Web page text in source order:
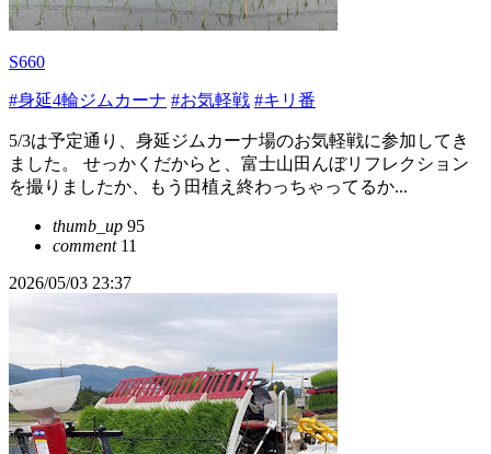
S660
#身延4輪ジムカーナ #お気軽戦 #キリ番
5/3は予定通り、身延ジムカーナ場のお気軽戦に参加してき
ました。 せっかくだからと、富士山田んぼリフレクション
を撮りましたか、もう田植え終わっちゃってるか...
thumb_up 95
comment11
2026/05/03 23:37